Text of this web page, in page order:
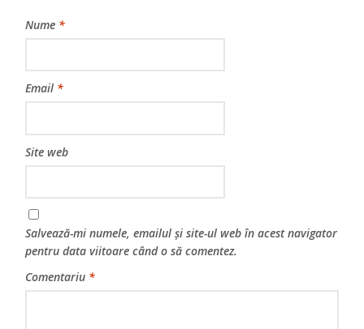
Nume *
Email *
Site web
Salvează-mi numele, emailul și site-ul web în acest navigator
pentru data viitoare când o să comentez.
Comentariu *